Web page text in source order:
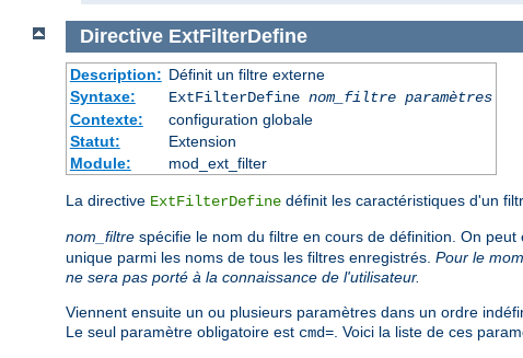
Directive ExtFilterDefine
Description: Définit un filtre externe
Syntaxe:
ExtFilterDefine nom_filtre paramètres
Contexte:
configuration globale
Statut:
Extension
Module:
mod_ext_filter
La directive ExtFilterDefine définit les caractéristiques d'un
nom_filtre spécifie le nom du filtre en cours de définition. On
unique parmi les noms de tous les filtres enregistrés. Pour le
ne sera pas porté à la connaissance de l'utilisateur.
Viennent ensuite un ou plusieurs paramètres dans un ordre
Le seul paramètre obligatoire est cmd= . Voici la liste de ces